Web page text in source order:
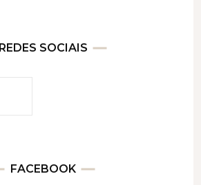
REDES SOCIAIS
FACEBOOK